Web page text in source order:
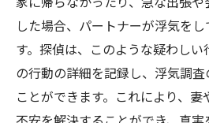
した場合、パートナーが浮気を
す。探偵は、このような疑わし
の行動の詳細を記録し、浮気調
ことができます。これにより、